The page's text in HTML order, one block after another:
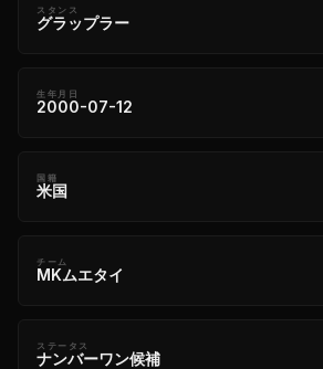
スタンス
グラップラー
生年月日
2000-07-12
国籍
米国
チーム
MKムエタイ
ステータス
ナンバーワン候補